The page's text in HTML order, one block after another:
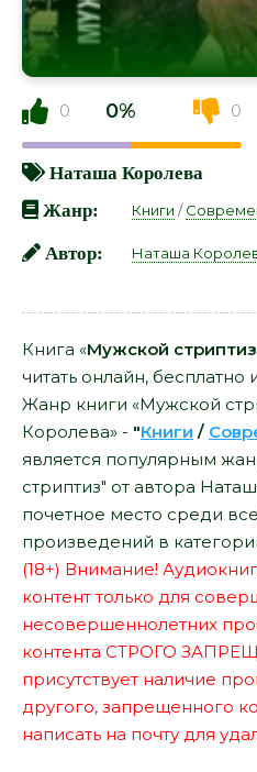
0 0% 0
Наташа Королева
Жанр:
Книги /
Автор: Наташа
Книга «Мужской
читать онлайн, бесплатно
Жанр книги «Мужской
Королева» - "Книги /
является популярным
стриптиз" от автора
почетное место среди
произведений в
(18+) Внимание!
контент только для
несовершеннолетних
контента СТРОГО
присутствует наличие
другого, запрещенного
написать на почту для